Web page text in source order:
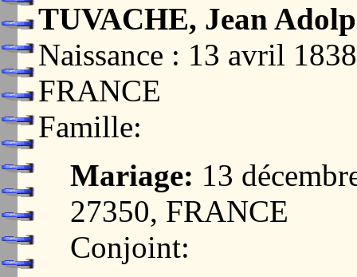
TUVACHE, Jean
Naissance : 13 avril
FRANCE
Famille:
Mariage: 13
27350, FRANCE
Conjoint: